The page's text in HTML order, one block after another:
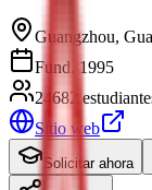
Guangzhou,
Fund. 1995
24682
Sitio web
Solicitar ahora